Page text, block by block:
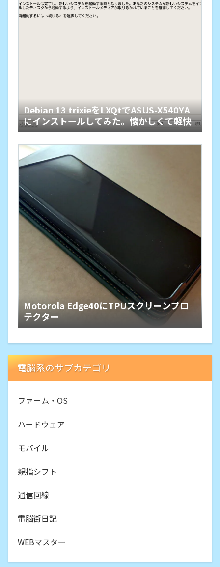
Debian 13 trixieをLXQtでASUS-X540YA
にインストールしてみた。懐かしくて軽快
Motorola Edge40にTPUスクリーンプロ
テクター
電脳系のサブカテゴリ
ファーム・OS
ハードウェア
モバイル
親指シフト
通信回線
電脳街日記
WEBマスター